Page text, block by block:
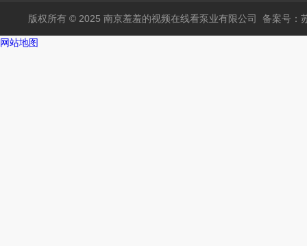
版权所有 © 2025 南京羞羞的视频在线看泵业有限公司 备案号
网站地图